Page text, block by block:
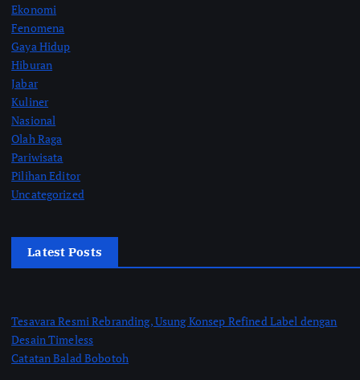
Ekonomi
Fenomena
Gaya Hidup
Hiburan
Jabar
Kuliner
Nasional
Olah Raga
Pariwisata
Pilihan Editor
Uncategorized
Latest Posts
Tesavara Resmi Rebranding, Usung Konsep Refined Label dengan
Desain Timeless
Catatan Balad Bobotoh